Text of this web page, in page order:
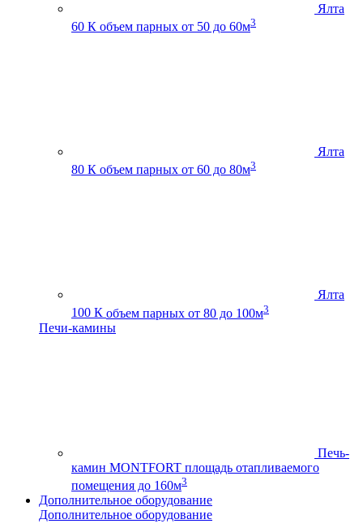
Ялта
60 К объем парных от 50 до 60м3
Ялта
80 К объем парных от 60 до 80м3
Ялта
100 К объем парных от 80 до 100м3
Печи-камины
Печь-
камин MONTFORT площадь отапливаемого
помещения до 160м3
Дополнительное оборудование
Дополнительное оборудование